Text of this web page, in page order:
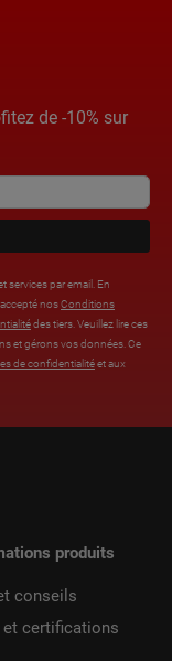
de -10% sur
services par email. En
nosConditions
des tiers. Veuillez lire ces
et gérons vos données. Ce
de confidentialitéet aux
produits
conseils
et certifications